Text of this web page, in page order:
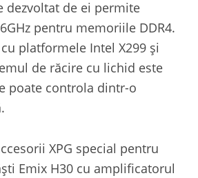
dezvoltat de ei permite
pentru memoriile DDR4.
platformele Intel X299 și
de răcire cu lichid este
poate controla dintr-o
XPG special pentru
Emix H30 cu amplificatorul